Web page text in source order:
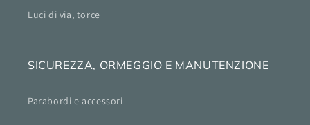
Luci di via, torce
SICUREZZA, ORMEGGIO E MANUTENZIONE
Parabordi e accessori